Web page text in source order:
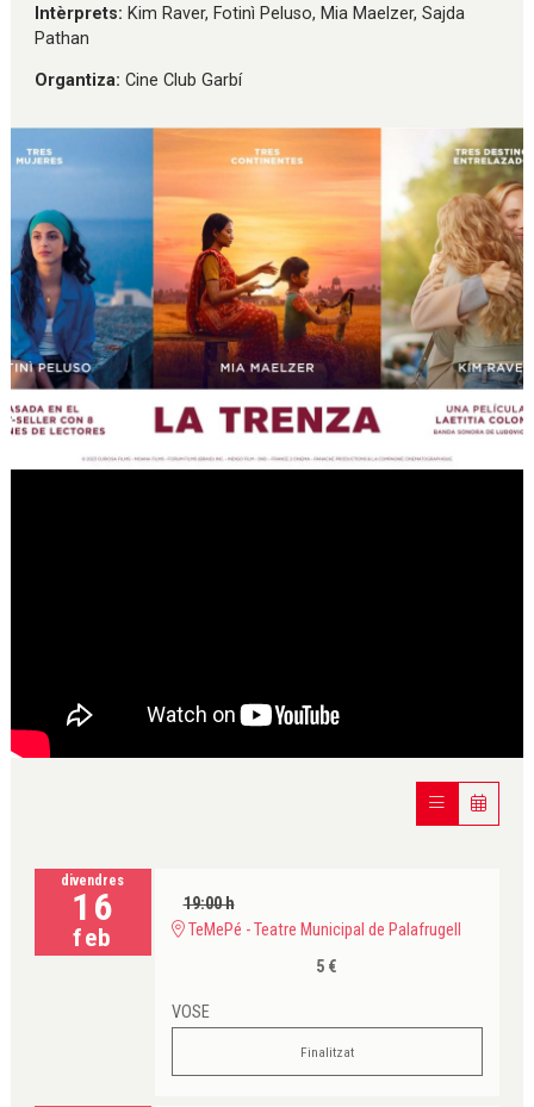
Intèrprets: Kim Raver, Fotinì Peluso, Mia Maelzer, Sajda
Pathan
Organtiza: Cine Club Garbí
divendres
16
feb
19:00 h
TeMePé - Teatre Municipal de Palafrugell
5 €
VOSE
Finalitzat